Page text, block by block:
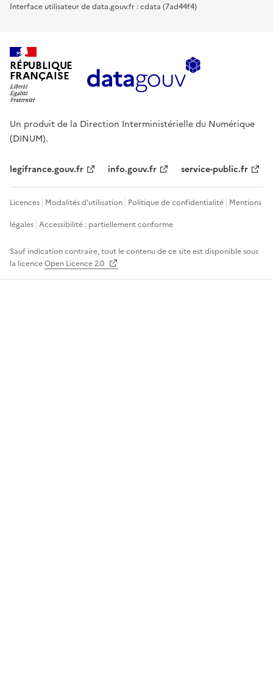
Interface utilisateur de data.gouv.fr : cdata (7ad44f4)
RÉPUBLIQUE
FRANÇAISE
Un produit de la Direction Interministérielle du Numérique
(DINUM).
legifrance.gouv.fr info.gouv.fr service-public.fr
Licences Modalités d'utilisation Politique de confidentialité Mentions
légales Accessibilité : partiellement conforme
Sauf indication contraire, tout le contenu de ce site est disponible sous
la licenceOpen Licence 2.0